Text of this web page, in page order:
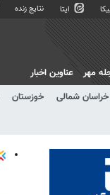
ایتا نتایج زنده
خراسان شمالی خوزستان
مهر عناوین اخبار